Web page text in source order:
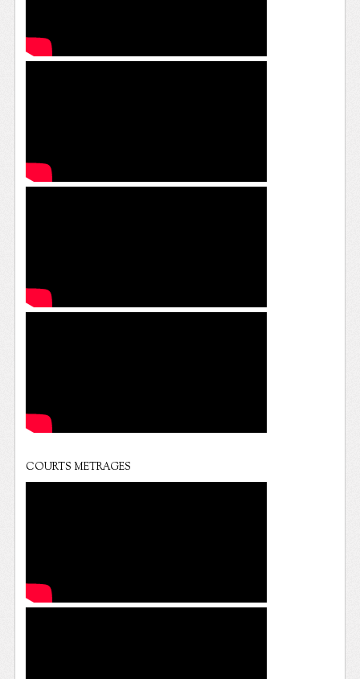
COURTS METRAGES